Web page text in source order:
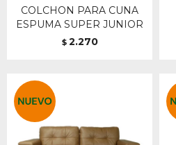
COLCHON PARA CUNA
ESPUMA SUPER JUNIOR
$ 2.270